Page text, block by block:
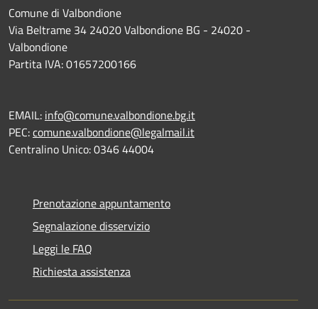
Comune di Valbondione
Via Beltrame 34 24020 Valbondione BG - 24020 -
Valbondione
Partita IVA: 01657200166
EMAIL: info@comune.valbondione.bg.it
PEC:comune.valbondione@legalmail.it
Centralino Unico: 0346 44004
Prenotazione appuntamento
Segnalazione disservizio
Leggi le FAQ
Richiesta assistenza